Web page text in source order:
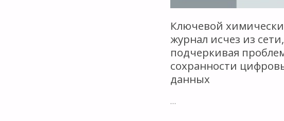
ФОРМАТУ
ОТКРЫТОГО
Ключевой
журнал исчез из сети,
подчеркивая
сохранности
данных
…